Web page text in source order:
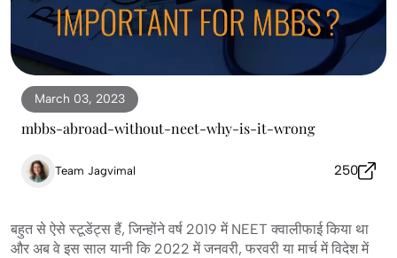
March 03, 2023
mbbs-abroad-without-neet-why-is-it-wrong
Team Jagvimal 250
बहुत से ऐसे स्टूडेंट्स हैं, जिन्होंने वर्ष 2019 में NEET क्वालीफाई किया था
और अब वे इस साल यानी कि 2022 में जनवरी, फरवरी या मार्च में विदेश में